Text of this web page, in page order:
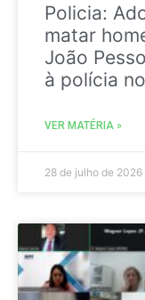
Policia:
matar
João
à polícia
VER MATÉRIA »
28 de julho de 2026